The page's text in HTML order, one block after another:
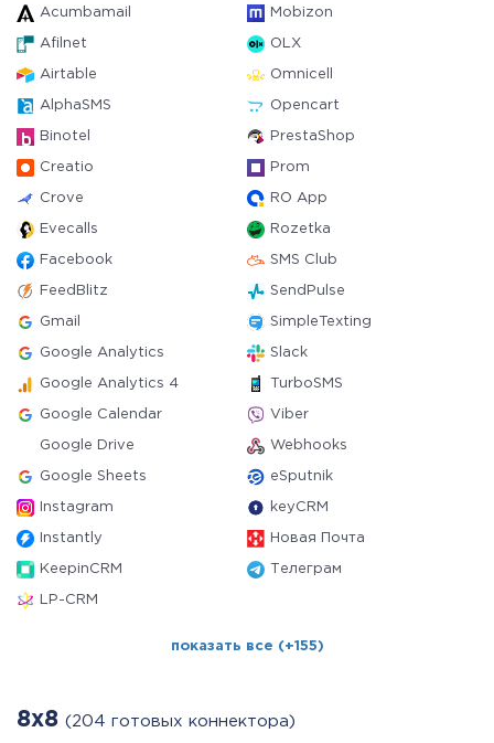
Acumbamail Mobizon
Afilnet OLX
Airtable Omnicell
AlphaSMS Opencart
Binotel PrestaShop
Creatio Prom
Crove RO App
Evecalls Rozetka
Facebook SMS Club
FeedBlitz SendPulse
Gmail SimpleTexting
Google Analytics Slack
Google Analytics 4 TurboSMS
Google Calendar Viber
Google Drive Webhooks
Google Sheets eSputnik
Instagram keyCRM
Instantly Новая Почта
KeepinCRM Телеграм
LP-CRM
показать все (+155)
8x8 (204 готовых коннектора)